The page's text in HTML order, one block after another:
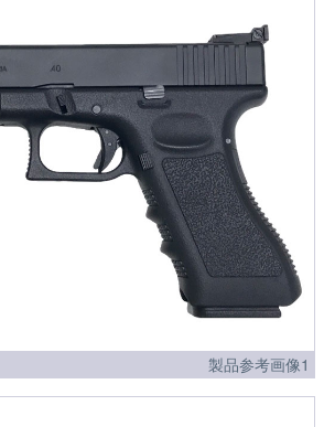
製品参考画像1